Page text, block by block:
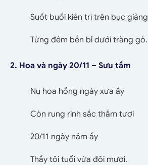
Suốt buổi kiên trì trên bục giảng
Từng đêm bền bỉ dưới trăng gò.
2. Hoa và ngày 20/11 – Sưu tầm
Nụ hoa hồng ngày xưa ấy
Còn rung rinh sắc thắm tươi
20/11 ngày năm ấy
Thầy tôi tuổi vừa đôi mươi.